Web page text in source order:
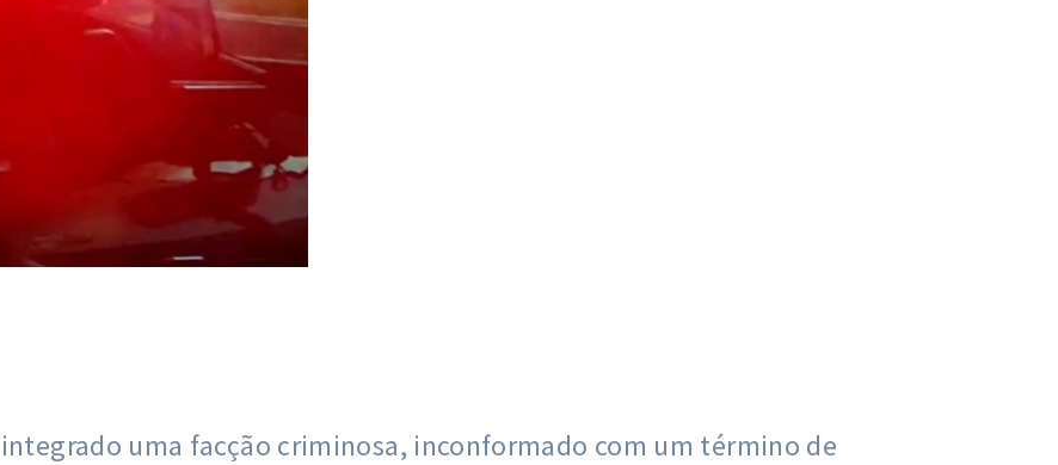
uma facção criminosa, inconformado com um término de